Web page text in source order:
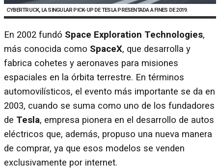
CYBERTRUCK, LA SINGULAR PICK-UP DE TESLA PRESENTADA A FINES DE 2019.
En 2002 fundó Space Exploration Technologies,
más conocida como SpaceX, que desarrolla y
fabrica cohetes y aeronaves para misiones
espaciales en la órbita terrestre. En términos
automovilísticos, el evento más importante se da en
2003, cuando se suma como uno de los fundadores
de Tesla, empresa pionera en el desarrollo de autos
eléctricos que, además, propuso una nueva manera
de comprar, ya que esos modelos se venden
exclusivamente por internet.